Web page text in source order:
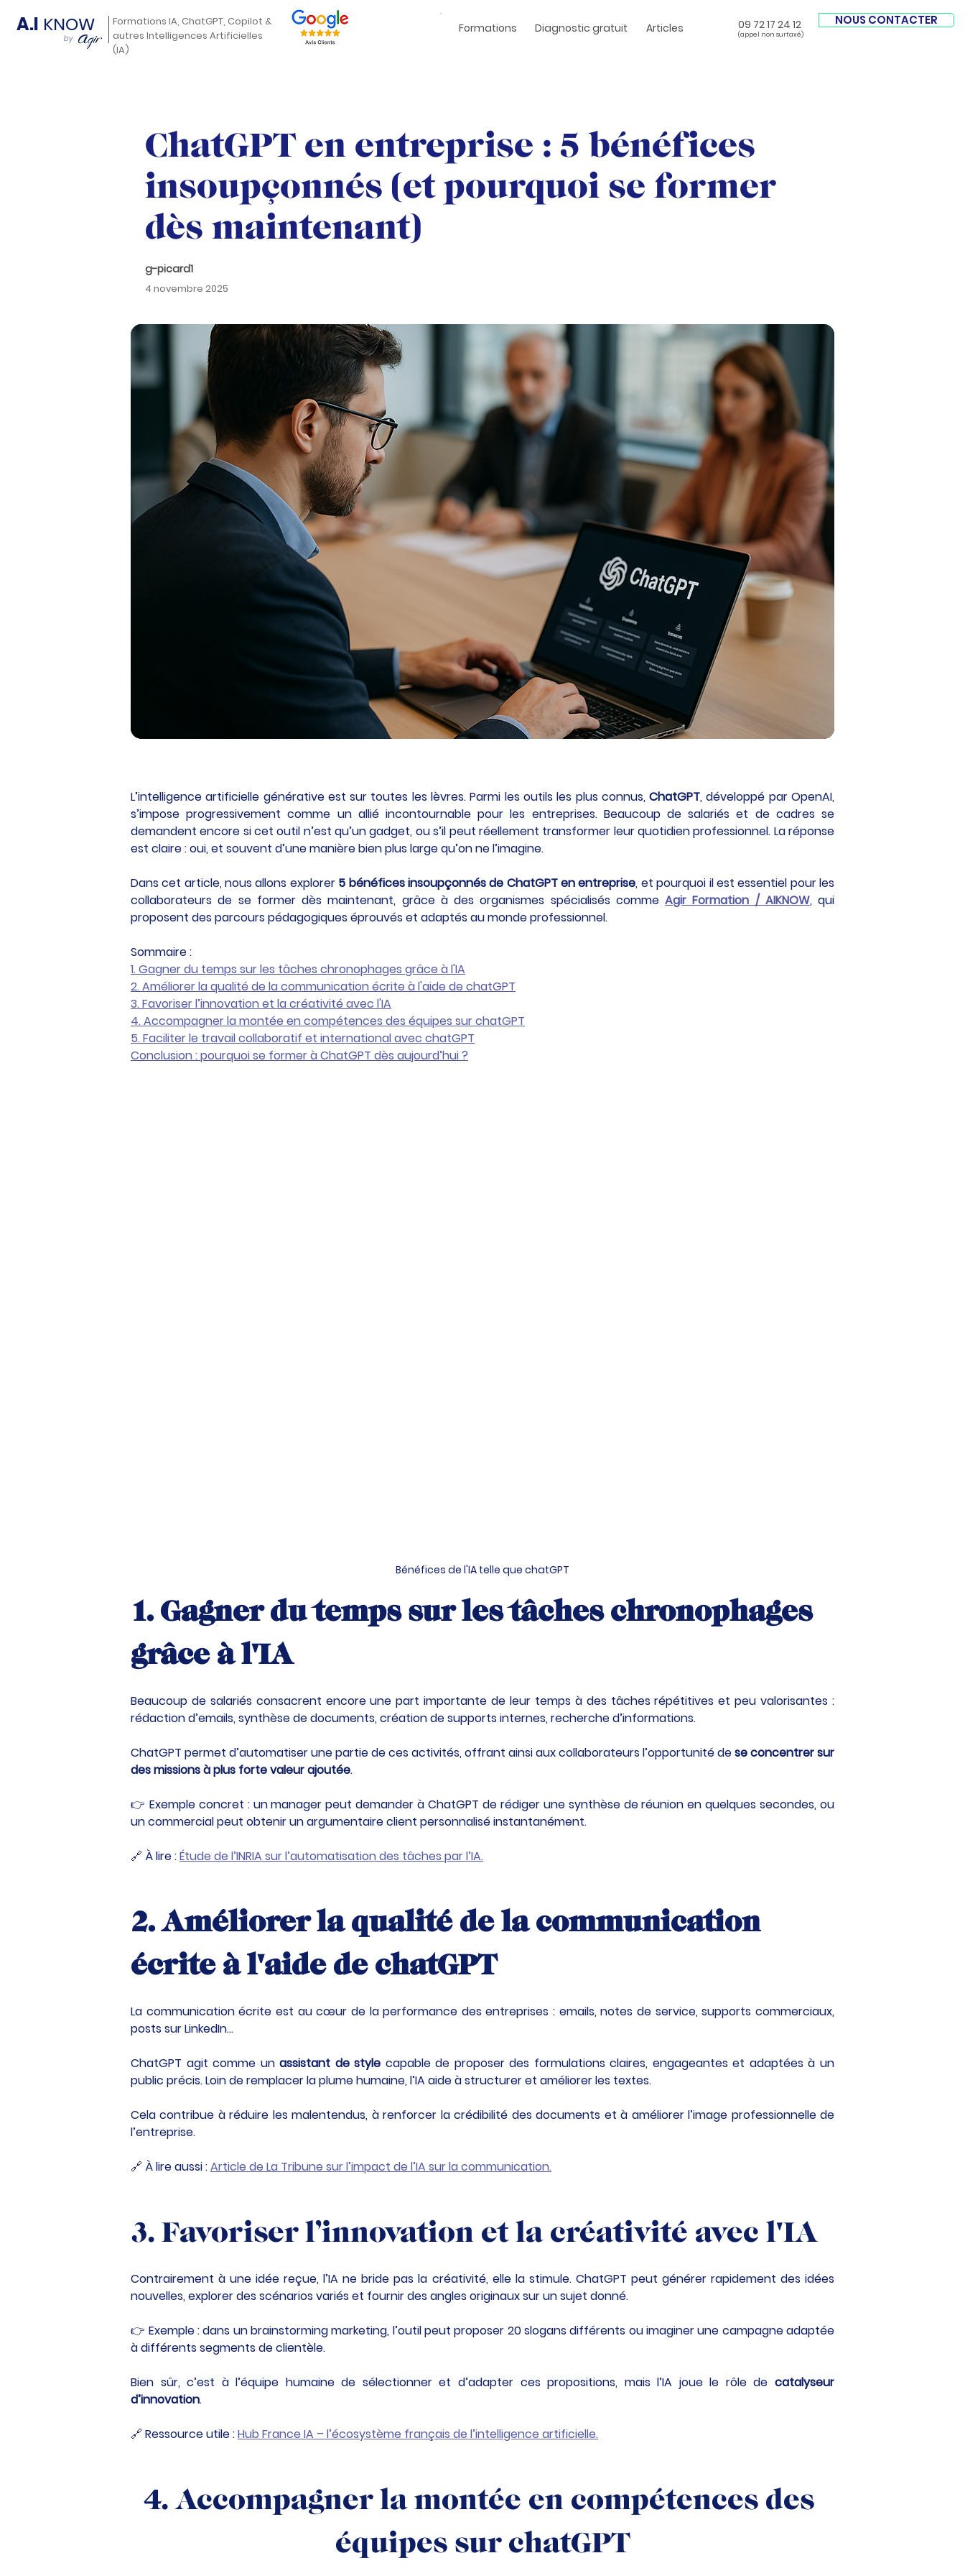
Formations Diagnostic gratuit Articles 09 72 17 24 12
(appel non surtaxé)
NOUS CONTACTER
A.I KNOW
by
Formations IA, ChatGPT, Copilot &
autres Intelligences Artificielles
(IA)
ChatGPT en entreprise : 5 bénéfices
insoupçonnés (et pourquoi se former
dès maintenant)
g-picard1
4 novembre 2025
L’intelligence artificielle générative est sur toutes les lèvres. Parmi les outils les plus connus, ChatGPT, développé par OpenAI,
s’impose progressivement comme un allié incontournable pour les entreprises. Beaucoup de salariés et de cadres se
demandent encore si cet outil n’est qu’un gadget, ou s’il peut réellement transformer leur quotidien professionnel. La réponse
est claire : oui, et souvent d’une manière bien plus large qu’on ne l’imagine.
Dans cet article, nous allons explorer 5 bénéfices insoupçonnés de ChatGPT en entreprise, et pourquoi il est essentiel pour les
collaborateurs de se former dès maintenant, grâce à des organismes spécialisés comme Agir Formation / AIKNOW, qui
proposent des parcours pédagogiques éprouvés et adaptés au monde professionnel.
Sommaire :
1. Gagner du temps sur les tâches chronophages grâce à l'IA
2. Améliorer la qualité de la communication écrite à l'aide de chatGPT
3. Favoriser l’innovation et la créativité avec l'IA
4. Accompagner la montée en compétences des équipes sur chatGPT
5. Faciliter le travail collaboratif et international avec chatGPT
Conclusion : pourquoi se former à ChatGPT dès aujourd’hui ?
Bénéfices de l'IA telle que chatGPT
1. Gagner du temps sur les tâches chronophages
grâce à l'IA
Beaucoup de salariés consacrent encore une part importante de leur temps à des tâches répétitives et peu valorisantes :
rédaction d’emails, synthèse de documents, création de supports internes, recherche d’informations.
ChatGPT permet d’automatiser une partie de ces activités, offrant ainsi aux collaborateurs l’opportunité de se concentrer sur
des missions à plus forte valeur ajoutée.
👉 Exemple concret : un manager peut demander à ChatGPT de rédiger une synthèse de réunion en quelques secondes, ou
un commercial peut obtenir un argumentaire client personnalisé instantanément.
🔗 À lire : Étude de l’INRIA sur l’automatisation des tâches par l’IA.
2. Améliorer la qualité de la communication
écrite à l'aide de chatGPT
La communication écrite est au cœur de la performance des entreprises : emails, notes de service, supports commerciaux,
posts sur LinkedIn…
ChatGPT agit comme un assistant de style capable de proposer des formulations claires, engageantes et adaptées à un
public précis. Loin de remplacer la plume humaine, l’IA aide à structurer et améliorer les textes.
Cela contribue à réduire les malentendus, à renforcer la crédibilité des documents et à améliorer l’image professionnelle de
l’entreprise.
🔗 À lire aussi : Article de La Tribune sur l’impact de l’IA sur la communication.
3. Favoriser l’innovation et la créativité avec l'IA
Contrairement à une idée reçue, l’IA ne bride pas la créativité, elle la stimule. ChatGPT peut générer rapidement des idées
nouvelles, explorer des scénarios variés et fournir des angles originaux sur un sujet donné.
👉 Exemple : dans un brainstorming marketing, l’outil peut proposer 20 slogans différents ou imaginer une campagne adaptée
à différents segments de clientèle.
Bien sûr, c’est à l’équipe humaine de sélectionner et d’adapter ces propositions, mais l’IA joue le rôle de catalyseur
d’innovation.
🔗 Ressource utile : Hub France IA – l’écosystème français de l’intelligence artificielle.
4. Accompagner la montée en compétences des
équipes sur chatGPT